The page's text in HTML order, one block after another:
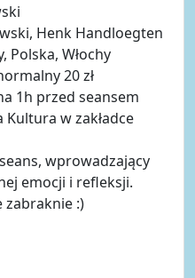
Henk Handloegten
Polska, Włochy
20 zł
1h przed seansem
w zakładce
wprowadzający
emocji i refleksji.
zabraknie :)